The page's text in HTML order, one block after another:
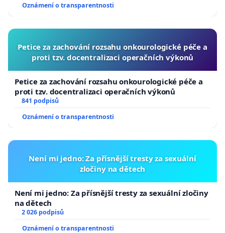
Oznámení o transparentnosti
Petice za zachování rozsahu onkourologické péče a
proti tzv. docentralizaci operačních výkonů
Petice za zachování rozsahu onkourologické péče a
proti tzv. docentralizaci operačních výkonů
841 podpisů
Oznámení o transparentnosti
Není mi jedno: Za přísnější tresty za sexuální
zločiny na dětech
Není mi jedno: Za přísnější tresty za sexuální zločiny
na dětech
2 026 podpisů
Oznámení o transparentnosti